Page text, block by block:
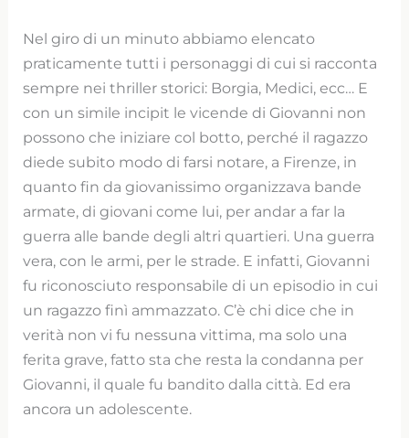
Nel giro di un minuto abbiamo elencato
praticamente tutti i personaggi di cui si racconta
sempre nei thriller storici: Borgia, Medici, ecc… E
con un simile incipit le vicende di Giovanni non
possono che iniziare col botto, perché il ragazzo
diede subito modo di farsi notare, a Firenze, in
quanto fin da giovanissimo organizzava bande
armate, di giovani come lui, per andar a far la
guerra alle bande degli altri quartieri. Una guerra
vera, con le armi, per le strade. E infatti, Giovanni
fu riconosciuto responsabile di un episodio in cui
un ragazzo finì ammazzato. C’è chi dice che in
verità non vi fu nessuna vittima, ma solo una
ferita grave, fatto sta che resta la condanna per
Giovanni, il quale fu bandito dalla città. Ed era
ancora un adolescente.